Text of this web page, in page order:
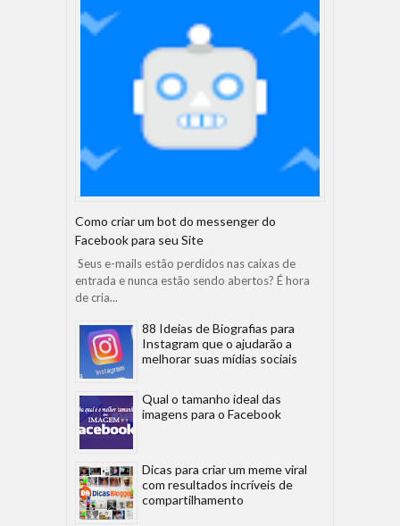
Como criar um bot do messenger do
Facebook para seu Site
Seus e-mails estão perdidos nas caixas de
entrada e nunca estão sendo abertos? É hora
de cria...
88 Ideias de Biografias para
Instagram que o ajudarão a
melhorar suas mídias sociais
Qual o tamanho ideal das
imagens para o Facebook
Dicas para criar um meme viral
com resultados incríveis de
compartilhamento